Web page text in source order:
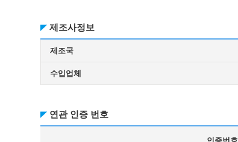
제조사정보
제조국
수입업체
연관 인증 번호